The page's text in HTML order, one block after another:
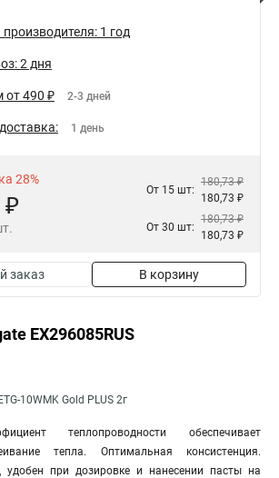
производителя: 1 год
2 дня
от 490 ₽ 2-3 дней
1 день
28%
₽
От 15 шт:
180,73 ₽
180,73 ₽
От 30 шт:
180,73 ₽
180,73 ₽
заказ В корзину
EX296085RUS
10WMK Gold PLUS 2г
теплопроводности обеспечивает
тепла. Оптимальная консистенция.
удобен при дозировке и нанесении пасты на